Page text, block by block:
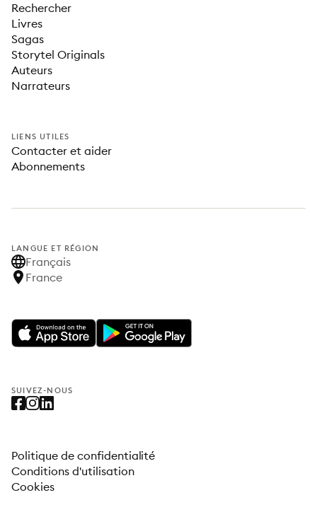
Rechercher
Livres
Sagas
Storytel Originals
Auteurs
Narrateurs
LIENS UTILES
Contacter et aider
Abonnements
LANGUE ET RÉGION
Français
France
SUIVEZ-NOUS
Politique de confidentialité
Conditions d'utilisation
Cookies